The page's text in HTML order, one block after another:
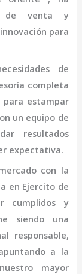
de venta y
para
de
completa
para estampar
un equipo de
resultados
expectativa.
con la
en Ejercito de
cumplidos y
siendo una
responsable,
a la
mayor